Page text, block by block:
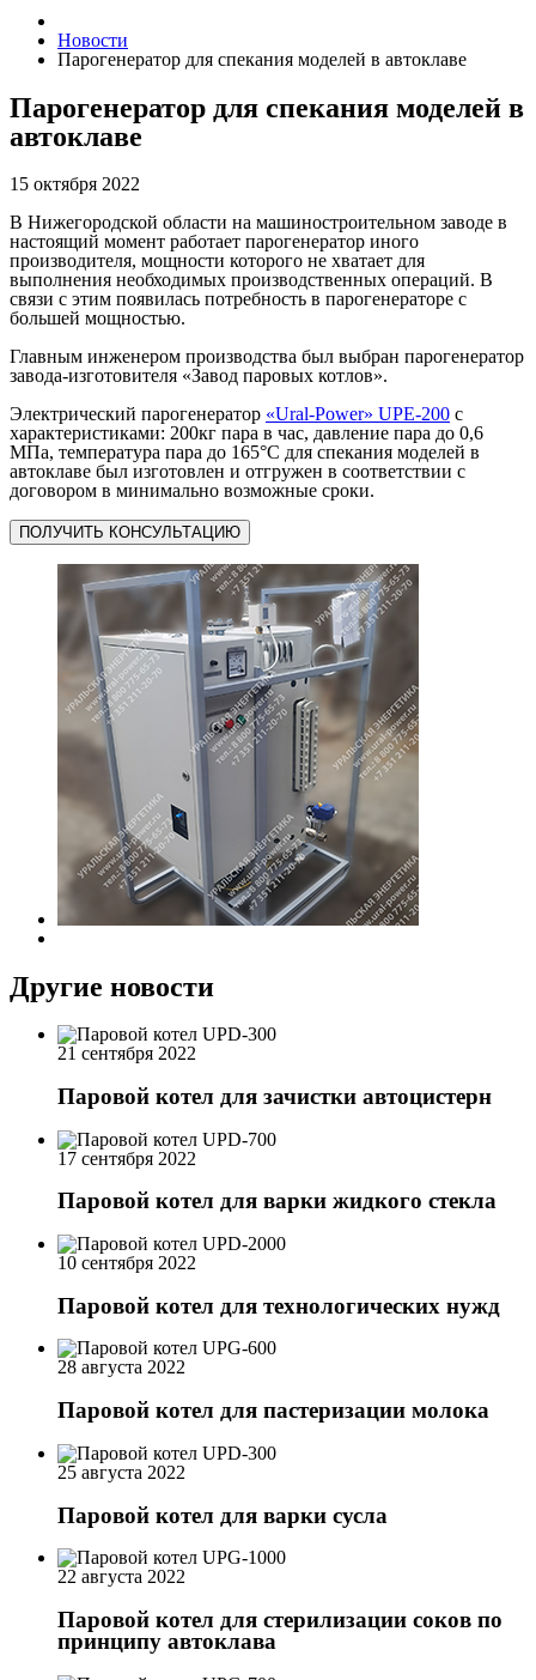
Новости
Парогенератор для спекания моделей в автоклаве
Парогенератор для спекания моделей в
автоклаве
15 октября 2022
В Нижегородской области на машиностроительном заводе в
настоящий момент работает парогенератор иного
производителя, мощности которого не хватает для
выполнения необходимых производственных операций. В
связи с этим появилась потребность в парогенераторе с
большей мощностью.
Главным инженером производства был выбран парогенератор
завода-изготовителя «Завод паровых котлов».
Электрический парогенератор «Ural-Power» UPE-200 с
характеристиками: 200кг пара в час, давление пара до 0,6
МПа, температура пара до 165°С для спекания моделей в
автоклаве был изготовлен и отгружен в соответствии с
договором в минимально возможные сроки.
ПОЛУЧИТЬ КОНСУЛЬТАЦИЮ
Другие новости
21 сентября 2022
Паровой котел для зачистки автоцистерн
17 сентября 2022
Паровой котел для варки жидкого стекла
10 сентября 2022
Паровой котел для технологических нужд
28 августа 2022
Паровой котел для пастеризации молока
25 августа 2022
Паровой котел для варки сусла
22 августа 2022
Паровой котел для стерилизации соков по
принципу автоклава